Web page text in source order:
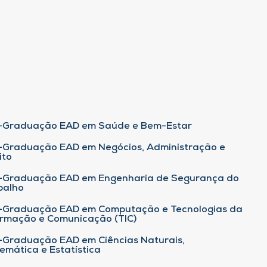
Graduação EAD em Saúde e Bem-Estar
Graduação EAD em Negócios, Administração e
Graduação EAD em Engenharia de Segurança do
Graduação EAD em Computação e Tecnologias da
e Comunicação (TIC)
Graduação EAD em Ciências Naturais,
e Estatística